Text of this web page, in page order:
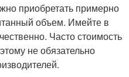
приобретать примерно
объем. Имейте в
Часто стоимость
не обязательно